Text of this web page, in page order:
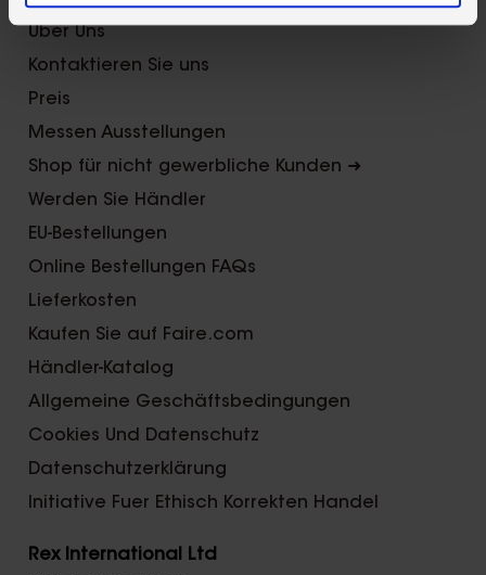
Über Uns
Kontaktieren Sie uns
Preis
Messen Ausstellungen
Shop für nicht gewerbliche Kunden ➜
Werden Sie Händler
EU-Bestellungen
Online Bestellungen FAQs
Lieferkosten
Kaufen Sie auf Faire.com
Händler-Katalog
Allgemeine Geschäftsbedingungen
Cookies Und Datenschutz
Datenschutzerklärung
Initiative Fuer Ethisch Korrekten Handel
Rex International Ltd